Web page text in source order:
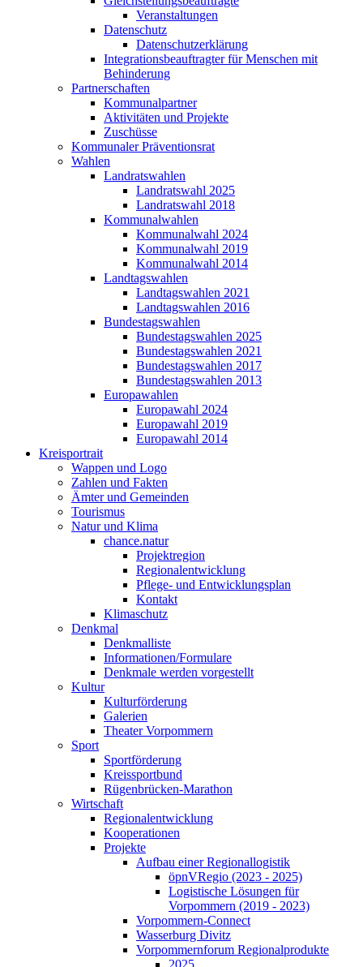
Veranstaltungen
Datenschutz
Datenschutzerklärung
Integrationsbeauftragter für Menschen mit
Behinderung
Partnerschaften
Kommunalpartner
Aktivitäten und Projekte
Zuschüsse
Kommunaler Präventionsrat
Wahlen
Landratswahlen
Landratswahl 2025
Landratswahl 2018
Kommunalwahlen
Kommunalwahl 2024
Kommunalwahl 2019
Kommunalwahl 2014
Landtagswahlen
Landtagswahlen 2021
Landtagswahlen 2016
Bundestagswahlen
Bundestagswahlen 2025
Bundestagswahlen 2021
Bundestagswahlen 2017
Bundestagswahlen 2013
Europawahlen
Europawahl 2024
Europawahl 2019
Europawahl 2014
Kreisportrait
Wappen und Logo
Zahlen und Fakten
Ämter und Gemeinden
Tourismus
Natur und Klima
chance.natur
Projektregion
Regionalentwicklung
Pflege- und Entwicklungsplan
Kontakt
Klimaschutz
Denkmal
Denkmalliste
Informationen/Formulare
Denkmale werden vorgestellt
Kultur
Kulturförderung
Galerien
Theater Vorpommern
Sport
Sportförderung
Kreissportbund
Rügenbrücken-Marathon
Wirtschaft
Regionalentwicklung
Kooperationen
Projekte
Aufbau einer Regionallogistik
öpnVRegio (2023 - 2025)
Logistische Lösungen­ für
Vorpommern (2019 - 2023)
Vorpommern-Connect
Wasserburg Divitz
Vorpommernforum Regionalprodukte
2025